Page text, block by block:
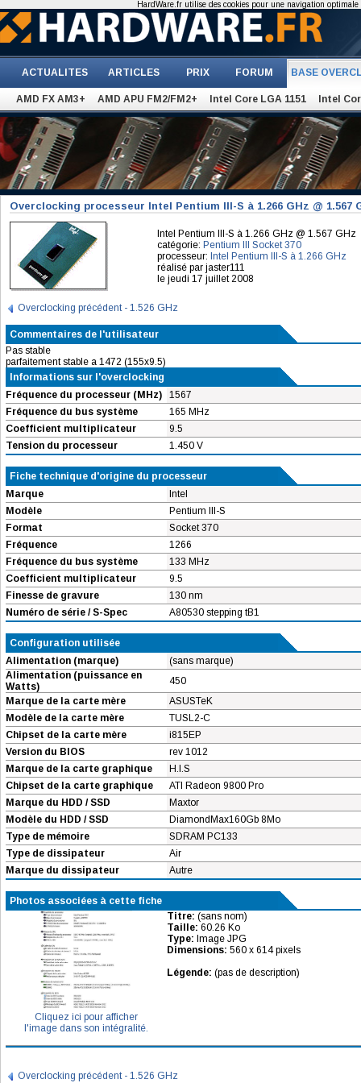
ACTUALITES ARTICLES PRIX FORUM BASE
AMD FX AM3+ AMD APU FM2/FM2+ Intel Core LGA 1151 Intel
Overclocking processeur Intel Pentium III-S à 1.266 GHz @ 1.567
Intel Pentium III-S à 1.266 GHz @ 1.567 GHz
catégorie: Pentium III Socket 370
processeur: Intel Pentium III-S à 1.266 GHz
réalisé par jaster111
le jeudi 17 juillet 2008
Overclocking précédent - 1.526 GHz
Commentaires de l'utilisateur
Pas stable
parfaitement stable a 1472 (155x9.5)
Informations sur l'overclocking
Fréquence du processeur (MHz)
1567
Fréquence du bus système
165 MHz
Coefficient multiplicateur
9.5
Tension du processeur
1.450 V
Fiche technique d'origine du processeur
Marque
Intel
Modèle
Pentium III-S
Format
Socket 370
Fréquence
1266
Fréquence du bus système
133 MHz
Coefficient multiplicateur
9.5
Finesse de gravure
130 nm
Numéro de série / S-Spec
A80530 stepping tB1
Configuration utilisée
Alimentation (marque)
(sans marque)
Alimentation (puissance en
Watts)
450
Marque de la carte mère
ASUSTeK
Modèle de la carte mère
TUSL2-C
Chipset de la carte mère
i815EP
Version du BIOS
rev 1012
Marque de la carte graphique
H.I.S
Chipset de la carte graphique
ATI Radeon 9800 Pro
Marque du HDD / SSD
Maxtor
Modèle du HDD / SSD
DiamondMax160Gb 8Mo
Type de mémoire
SDRAM PC133
Type de dissipateur
Air
Marque du dissipateur
Autre
Photos associées à cette fiche
Cliquez ici pour afficher
l'image dans son intégralité.
Titre: (sans nom)
Taille: 60.26 Ko
Type: Image JPG
Dimensions: 560 x 614 pixels
Légende: (pas de description)
Overclocking précédent - 1.526 GHz
HardWare.fr utilise des cookies pour une navigation